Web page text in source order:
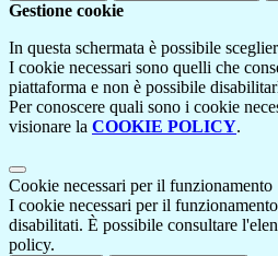
Gestione cookie
In questa schermata è possibile
I cookie necessari sono quelli che
piattaforma e non è possibile
Per conoscere quali sono i cookie
visionare la COOKIE POLICY.
Cookie necessari per il funzionamento
I cookie necessari per il
disabilitati. È possibile consultare
policy.